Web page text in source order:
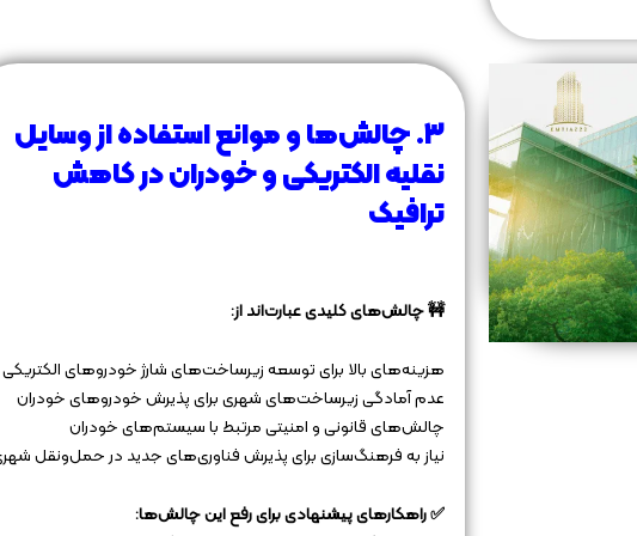
۳. چالش‌ها و موانع استفاده از وسایل
نقلیه الکتریکی و خودران در کاهش
ترافیک
🚧 چالش‌های کلیدی عبارت‌اند از:
هزینه‌های بالا برای توسعه زیرساخت‌های شارژ خودروهای الکتریکی
عدم آمادگی زیرساخت‌های شهری برای پذیرش خودروهای خودران
چالش‌های قانونی و امنیتی مرتبط با سیستم‌های خودران
نیاز به فرهنگ‌سازی برای پذیرش فناوری‌های جدید در حمل‌ونقل
✅ راهکارهای پیشنهادی برای رفع این چالش‌ها: